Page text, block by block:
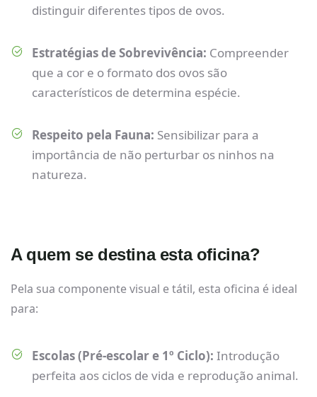
distinguir diferentes tipos de ovos.
Estratégias de Sobrevivência: Compreender
que a cor e o formato dos ovos são
característicos de determina espécie.
Respeito pela Fauna: Sensibilizar para a
importância de não perturbar os ninhos na
natureza.
A quem se destina esta oficina?
Pela sua componente visual e tátil, esta oficina é ideal
para:
Escolas (Pré-escolar e 1º Ciclo): Introdução
perfeita aos ciclos de vida e reprodução animal.